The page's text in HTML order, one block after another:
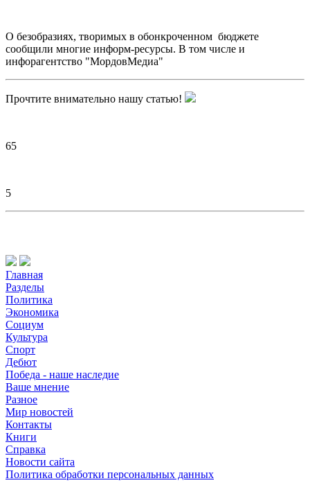
О безобразиях, творимых в обонкроченном бюджете
сообщили многие информ-ресурсы. В том числе и
инфорагентство "МордовМедиа"
Прочтите внимательно нашу статью!
65
5
Главная
Разделы
Политика
Экономика
Социум
Культура
Спорт
Дебют
Победа - наше наследие
Ваше мнение
Разное
Мир новостей
Контакты
Книги
Справка
Новости сайта
Политика обработки персональных данных